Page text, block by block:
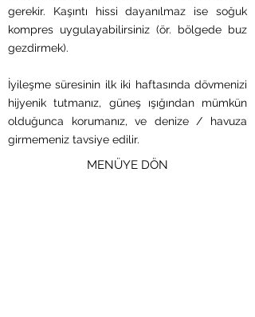
gerekir. Kaşıntı hissi dayanılmaz ise soğuk
kompres uygulayabilirsiniz (ör. bölgede buz
gezdirmek).
İyileşme süresinin ilk iki haftasında dövmenizi
hijyenik tutmanız, güneş ışığından mümkün
olduğunca korumanız, ve denize / havuza
girmemeniz tavsiye edilir.
MENÜYE DÖN